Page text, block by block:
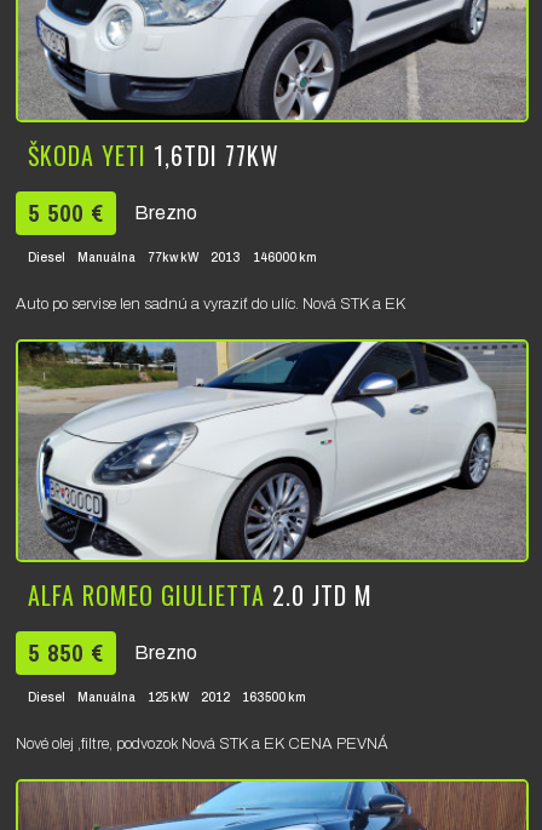
ŠKODA YETI 1,6TDI 77KW
5 500 € Brezno
Diesel Manuálna 77kw kW 2013 146000 km
Auto po servise len sadnú a vyraziť do ulíc. Nová STK a EK
ALFA ROMEO GIULIETTA 2.0 JTD M
5 850 € Brezno
Diesel Manuálna 125 kW 2012 163500 km
Nové olej ,filtre, podvozok Nová STK a EK CENA PEVNÁ